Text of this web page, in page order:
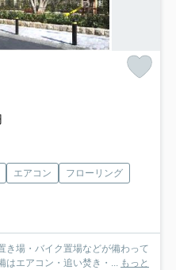
エアコン
フローリング
き場・バイク置場などが備わって
はエアコン・追い焚き・...
もっと